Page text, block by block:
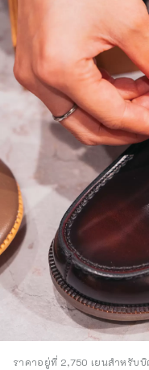
ราคาอยู่ที่ 2,750 เยนสำหรับบิ